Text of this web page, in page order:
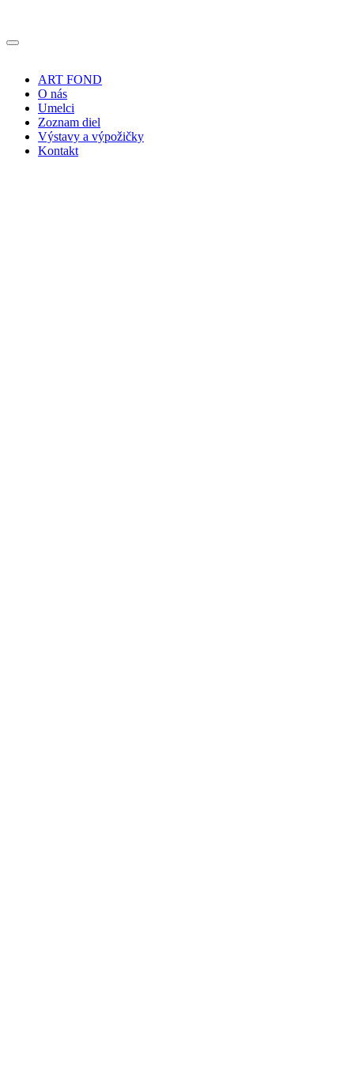
ART FOND
O nás
Umelci
Zoznam diel
Výstavy a výpožičky
Kontakt